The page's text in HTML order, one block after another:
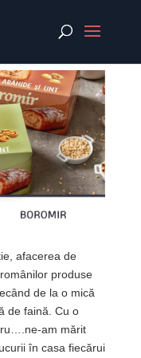
afacerea de
produse
de la o mică
de faină. Cu o
am mărit
în casa fiecărui